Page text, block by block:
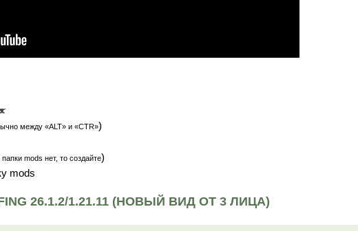
между «ALT» и «CTR»)
mods нет, то создайте)
mods
26.1.2/1.21.11 (НОВЫЙ ВИД ОТ 3 ЛИЦА)